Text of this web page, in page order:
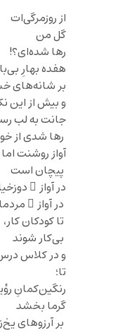
از روزمرگی‌ات
گل من
رها شده‌ای؟!
هفده بهارِ
بر شانه‌های
و بیش از این
جانت به لب
رها شدی از
آواز روشنت اما
پیچان است
در آواز
در آواز
تا کودکان کار،
بی‌کار شوند
و در کلاس
تا؛
رنگین‌کمانِ
گرما بخشد
بر آرزوهای